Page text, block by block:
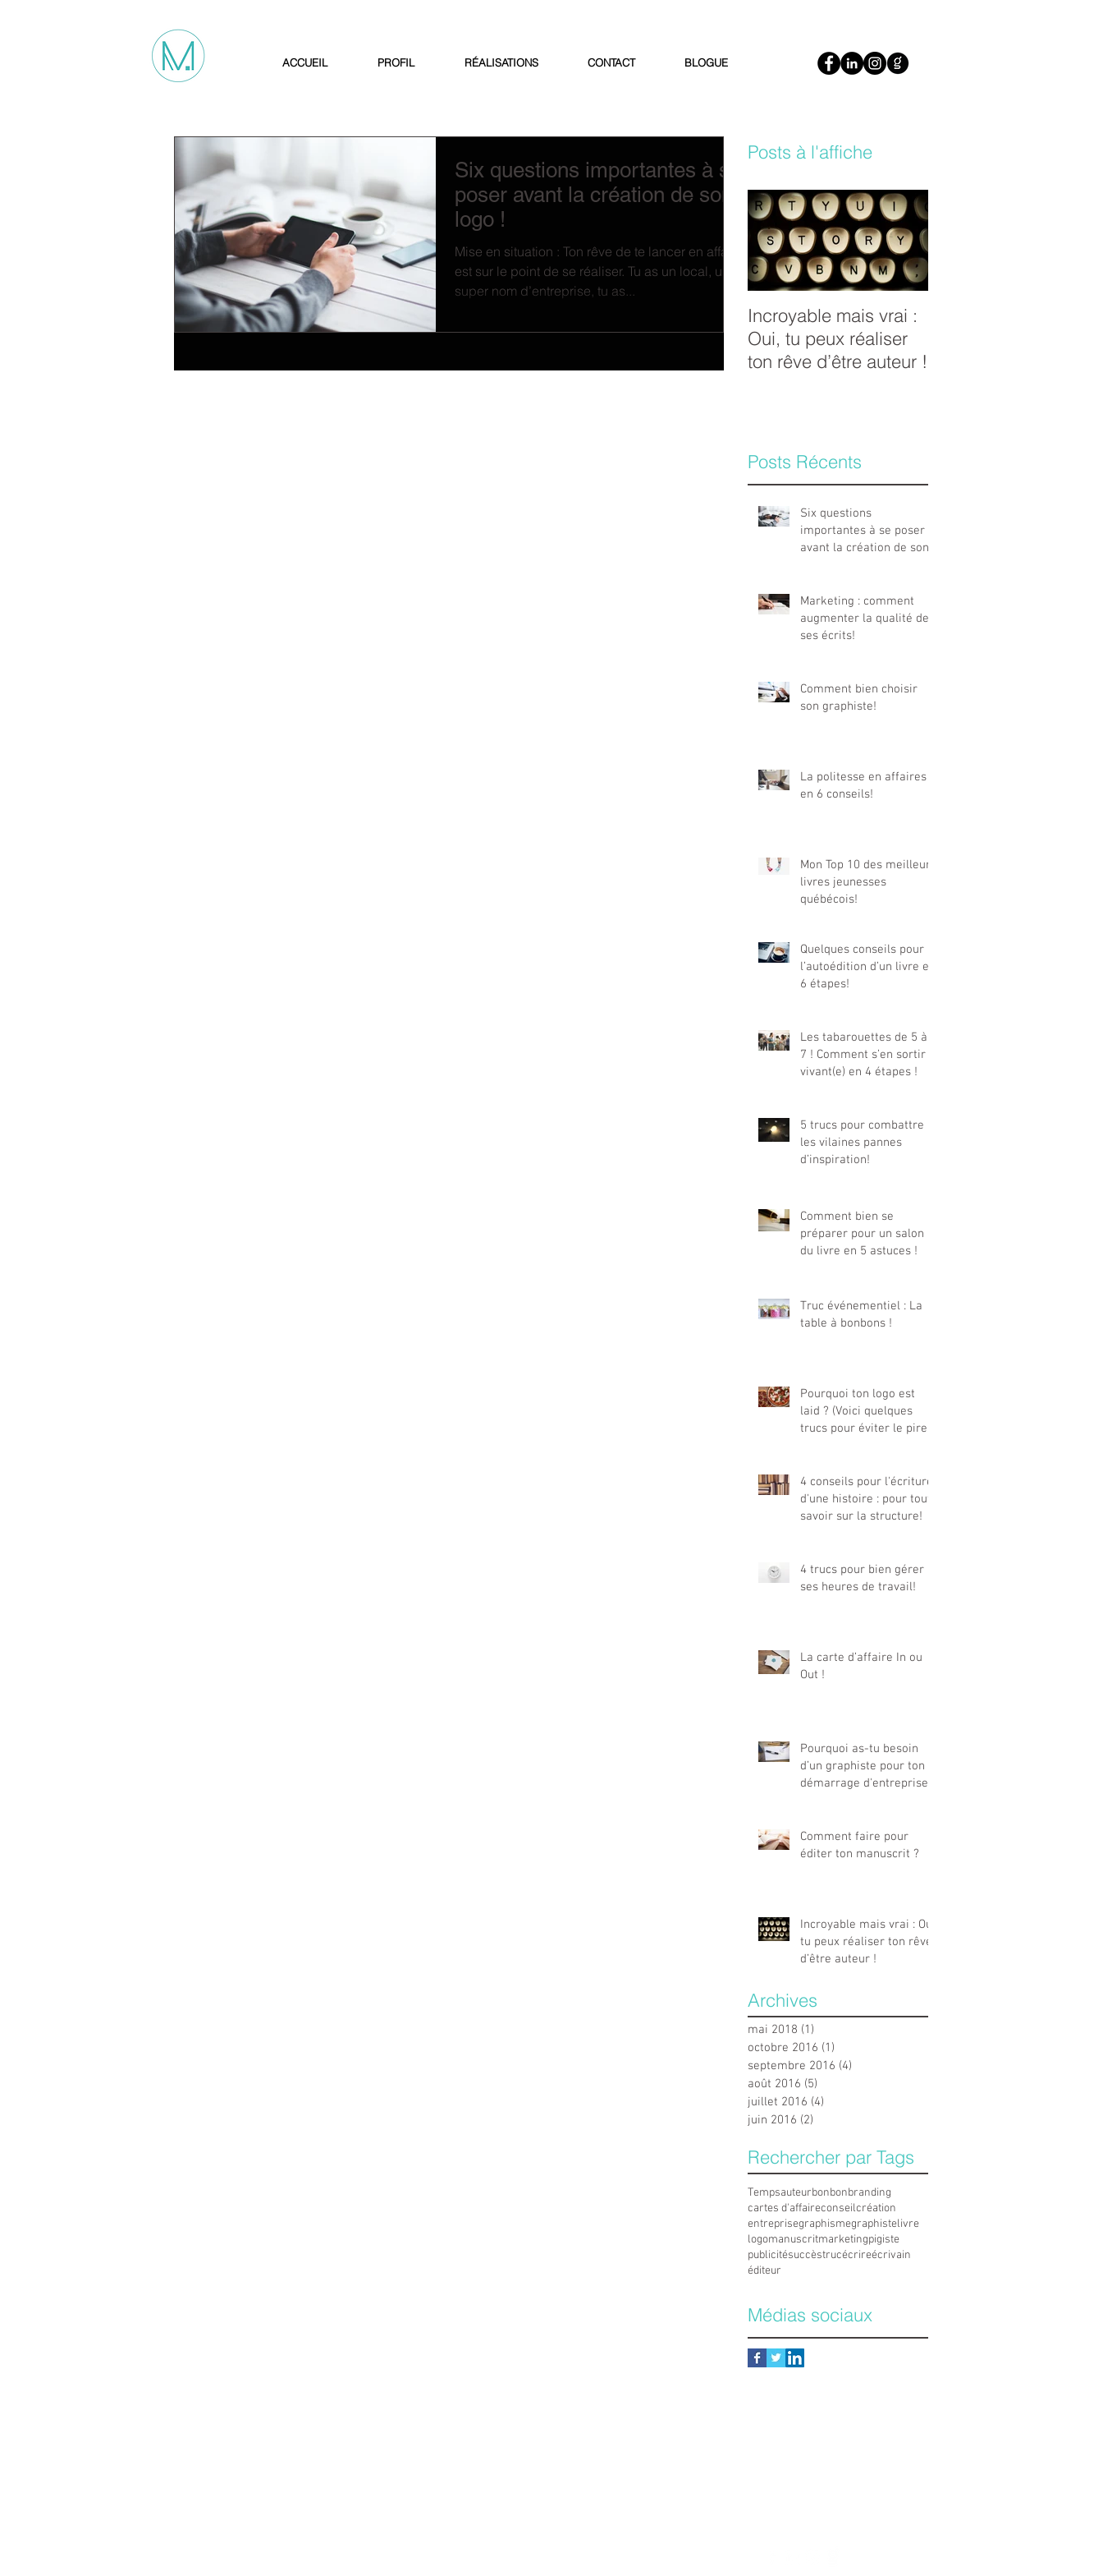
ACCUEIL PROFIL RÉALISATIONS CONTACT BLOGUE
Six questions importantes à se
poser avant la création de son
logo !
Mise en situation : Ton rêve de te lancer en affaire
est sur le point de se réaliser. Tu as un local, un
super nom d’entreprise, tu as...
Posts à l'affiche
Incroyable mais vrai :
Oui, tu peux réaliser
ton rêve d’être auteur !
Posts Récents
Six questions
importantes à se poser
avant la création de son
Marketing : comment
augmenter la qualité de
ses écrits!
Comment bien choisir
son graphiste!
La politesse en affaires
en 6 conseils!
Mon Top 10 des meilleurs
livres jeunesses
québécois!
Quelques conseils pour
l’autoédition d’un livre en
6 étapes!
Les tabarouettes de 5 à
7 ! Comment s’en sortir
vivant(e) en 4 étapes !
5 trucs pour combattre
les vilaines pannes
d’inspiration!
Comment bien se
préparer pour un salon
du livre en 5 astuces !
Truc événementiel : La
table à bonbons !
Pourquoi ton logo est
laid ? (Voici quelques
trucs pour éviter le pire !)
4 conseils pour l'écriture
d'une histoire : pour tout
savoir sur la structure!
4 trucs pour bien gérer
ses heures de travail!
La carte d’affaire In ou
Out !
Pourquoi as-tu besoin
d’un graphiste pour ton
démarrage d'entreprise ?
Comment faire pour
éditer ton manuscrit ?
Incroyable mais vrai : Oui,
tu peux réaliser ton rêve
d’être auteur !
Archives
mai 2018 (1)
octobre 2016 (1)
septembre 2016 (4)
août 2016 (5)
juillet 2016 (4)
juin 2016 (2)
Rechercher par Tags
Tempsauteurbonbonbranding
cartes d'affaireconseilcréation
entreprisegraphismegraphistelivre
logomanuscritmarketingpigiste
publicitésuccèstrucécrireécrivain
éditeur
Médias sociaux